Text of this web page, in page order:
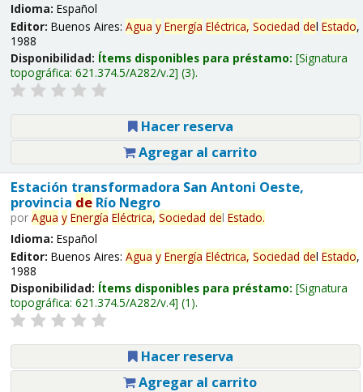
Idioma: Español
Editor: Buenos Aires: Agua y Energía Eléctrica, Sociedad del Estado,
1988
Disponibilidad: Ítems disponibles para préstamo: Signatura
topográfica: 621.374.5/A282/v.2 (3).
Hacer reserva
Agregar al carrito
Estación transformadora San Antoni Oeste,
provincia deRío Negro
por Agua y Energía Eléctrica, Sociedad del Estado.
Idioma: Español
Editor: Buenos Aires: Agua y Energía Eléctrica, Sociedad del Estado,
1988
Disponibilidad: Ítems disponibles para préstamo: Signatura
topográfica: 621.374.5/A282/v.4 (1).
Hacer reserva
Agregar al carrito